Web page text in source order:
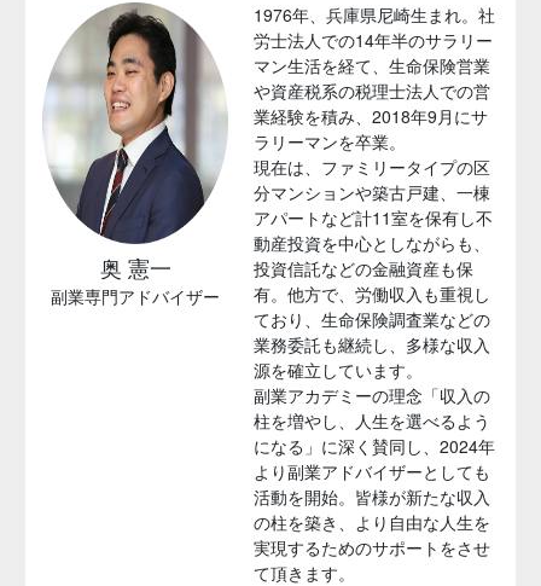
奥 憲一
副業専門アドバイザー
1976年、兵庫県尼崎生まれ。社
労士法人での14年半のサラリー
マン生活を経て、生命保険営業
や資産税系の税理士法人での営
業経験を積み、2018年9月にサ
ラリーマンを卒業。
現在は、ファミリータイプの区
分マンションや築古戸建、一棟
アパートなど計11室を保有し不
動産投資を中心としながらも、
投資信託などの金融資産も保
有。他方で、労働収入も重視し
ており、生命保険調査業などの
業務委託も継続し、多様な収入
源を確立しています。
副業アカデミーの理念「収入の
柱を増やし、人生を選べるよう
になる」に深く賛同し、2024年
より副業アドバイザーとしても
活動を開始。皆様が新たな収入
の柱を築き、より自由な人生を
実現するためのサポートをさせ
て頂きます。